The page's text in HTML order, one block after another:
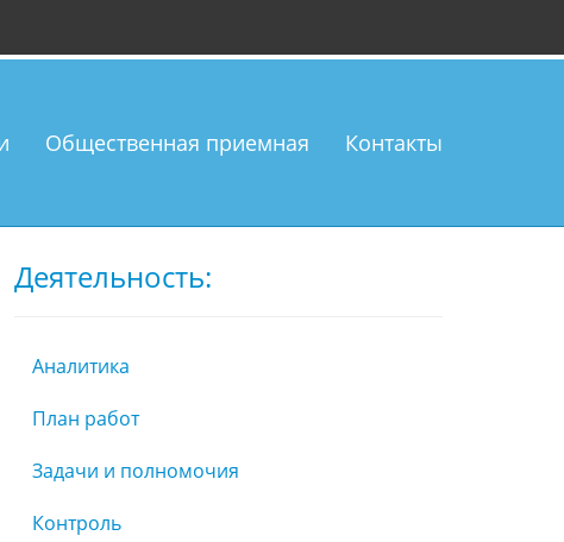
Общественная приемная Контакты
Деятельность:
Аналитика
План работ
Задачи и полномочия
Контроль